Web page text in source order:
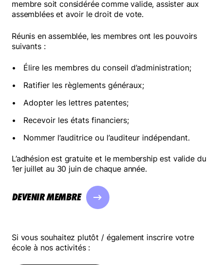
membre soit considérée comme valide, assister aux
assemblées et avoir le droit de vote.
Réunis en assemblée, les membres ont les pouvoirs
suivants :
Élire les membres du conseil d’administration;
Ratifier les règlements généraux;
Adopter les lettres patentes;
Recevoir les états financiers;
Nommer l’auditrice ou l’auditeur indépendant.
L’adhésion est gratuite et le membership est valide du
1er juillet au 30 juin de chaque année.
DEVENIR MEMBRE
Si vous souhaitez plutôt / également inscrire votre
école à nos activités :